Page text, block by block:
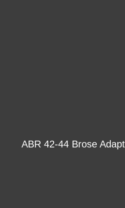
ABR 42-44 Brose